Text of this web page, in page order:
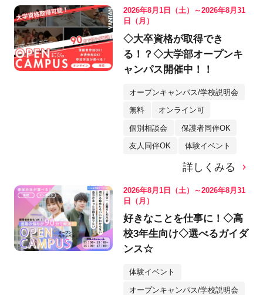
2026年8月1日（土）～2026年8月31
日（月）
◇大卒資格が取得でき
る！？◇大学部オープンキ
ャンパス開催中！！
オープンキャンパス/学校説明会
無料 オンライン可
個別相談会 保護者同伴OK
友人同伴OK 体験イベント
詳しくみる
2026年8月1日（土）～2026年8月31
日（月）
好きなことを仕事に！◇高
校3年生向け◇選べるガイダ
ンス☆
体験イベント
オープンキャンパス/学校説明会